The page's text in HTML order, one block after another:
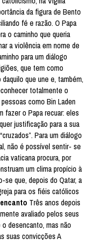
da figura de Bento
fé e razão. O Papa
o caminho que queria
a violência em nome de
para um diálogo
que tem como
que une e, também,
totalmente o
como Bin Laden
fazer o Papa recuar: eles
justificação para a sua
Para um diálogo
não é possível sentir- se
vaticana procura, por
um clima propício à
se que, depois do Qatar, a
para os fiéis católicos
Três anos depois
avaliado pelos seus
desencanto, mas não
suas convicções A